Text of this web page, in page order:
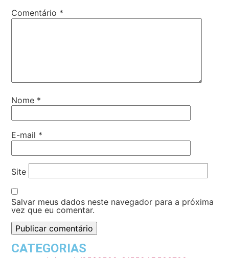
Comentário *
Nome *
E-mail *
Site
Salvar meus dados neste navegador para a próxima
vez que eu comentar.
CATEGORIAS